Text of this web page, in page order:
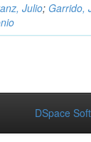
Julio; Garrido,
DSpace